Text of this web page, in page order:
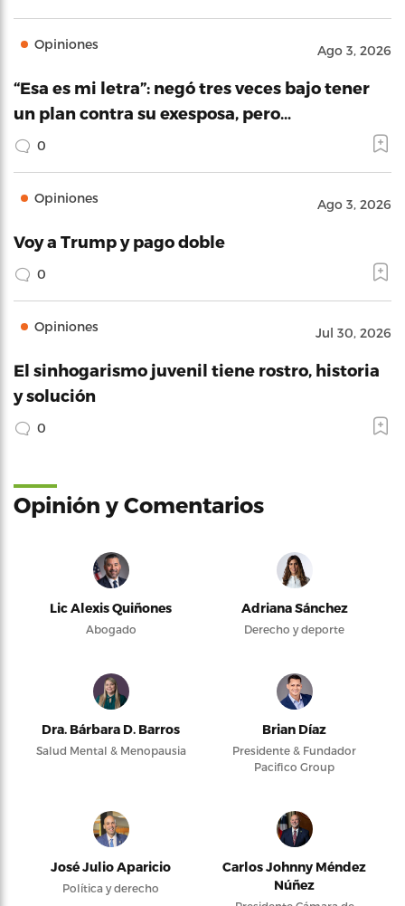
Opiniones Ago 3, 2026
“Esa es mi letra”: negó tres veces bajo tener
un plan contra su exesposa, pero…
0
Opiniones Ago 3, 2026
Voy a Trump y pago doble
0
Opiniones Jul 30, 2026
El sinhogarismo juvenil tiene rostro, historia
y solución
0
Opinión y Comentarios
Lic Alexis Quiñones
Abogado
Adriana Sánchez
Derecho y deporte
Dra. Bárbara D. Barros
Salud Mental & Menopausia
Brian Díaz
Presidente & Fundador
Pacifico Group
José Julio Aparicio
Política y derecho
Carlos Johnny Méndez
Núñez